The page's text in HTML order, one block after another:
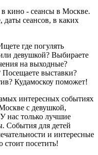
кино - сеансы в Москве.
даты сеансов, в каких
где погулять
девушкой? Выбираете
на выходные?
выставки?
Кудамоскоу поможет!
интересных событиях
с девушкой,
нас только лучшие
События для детей
и интересные
стоит посетить!